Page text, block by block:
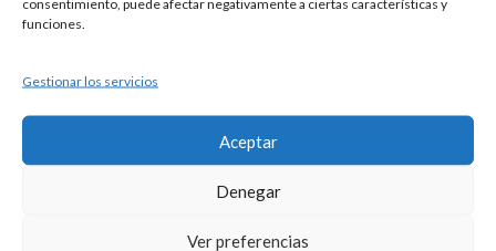
consentimiento, puede afectar negativamente a ciertas características y
funciones.
Gestionar los servicios
Aceptar
Denegar
Ver preferencias
dispositivos, clasificados según el
tipo de onda portadora que emplean:
Telurómetros: Utilizan microondas y